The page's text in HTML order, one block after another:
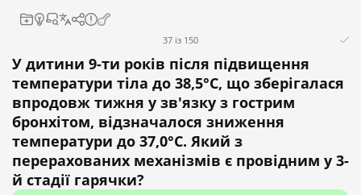
37 із 150
У дитини 9-ти років після підвищення
температури тіла до 38,5°С, що зберігалася
впродовж тижня у зв'язку з гострим
бронхітом, відзначалося зниження
температури до 37,0°C. Який з
перерахованих механізмів є провідним у 3-
й стадії гарячки?